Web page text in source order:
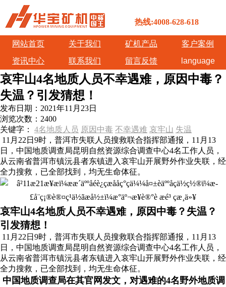
热线:4008-628-618
网站首页 关于我们 矿机产品
客户案例
资讯中心
联系我们 留言反馈 language
哀牢山4名地质人员不幸遇难，原因中毒？
失温？引发猜想！
发布日期： 2021年11月23日
浏览次数： 2400
关键字： 4名地质人员 原因中毒 不幸遇难 哀牢山 失温
11月22日9时，普洱市失联人员搜救联合指挥部通报，11月13
日，中国地质调查局昆明自然资源综合调查中心4名工作人员，
从云南省普洱市镇沅县者东镇进入哀牢山开展野外作业失联，经
全力搜救，已全部找到，均无生命体征。
哀牢山4名地质人员不幸遇难，原因中毒？失温？
引发猜想！
11月22日9时，普洱市失联人员搜救联合指挥部通报，11月13
日，中国地质调查局昆明自然资源综合调查中心4名工作人员，
从云南省普洱市镇沅县者东镇进入哀牢山开展野外作业失联，经
全力搜救，已全部找到，均无生命体征。
中国地质调查局在其官网发文，对遇难的4名野外地质调